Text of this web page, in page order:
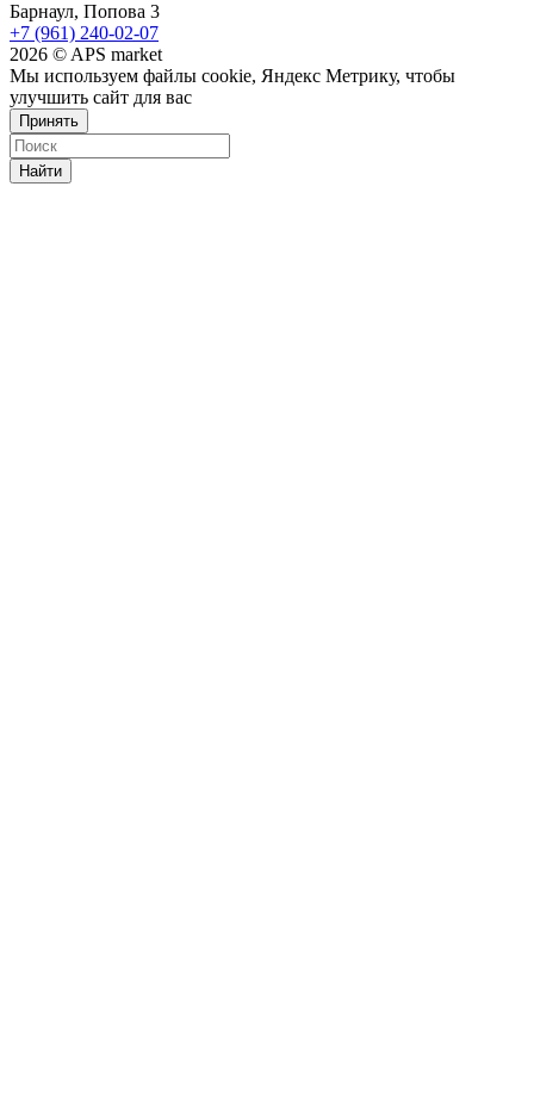
Барнаул, Попова 3
+7 (961) 240-02-07
2026 © APS market
Мы используем файлы cookie, Яндекс Метрику, чтобы
улучшить сайт для вас
Принять
Найти